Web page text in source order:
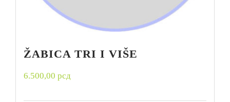
ŽABICA TRI I VIŠE
6.500,00 рсд